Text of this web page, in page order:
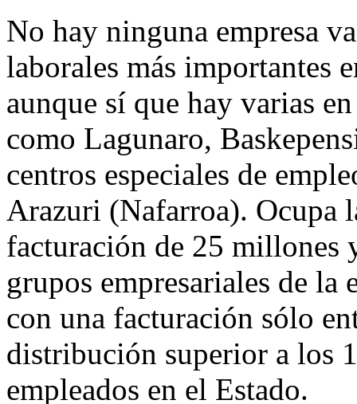
No hay ninguna empresa
laborales más importantes
aunque sí que hay varias
como Lagunaro,
centros especiales de
Arazuri (Nafarroa). Ocupa
facturación de 25 millones
grupos empresariales de la
con una facturación sólo
distribución superior a los
empleados en el Estado.